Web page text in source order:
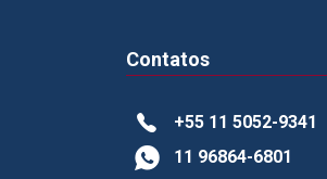
Contatos
+55 11 5052-9341
11 96864-6801